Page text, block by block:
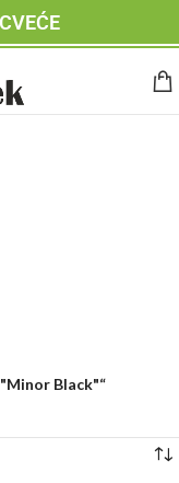
Black"“